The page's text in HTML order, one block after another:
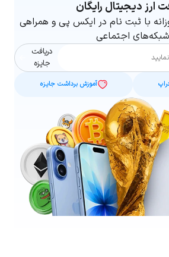
ارز دیجیتال رایگان
با ثبت نام در ایکس پی و همراهی
شبکه‌های اجتماعی
دریافت
جایزه
آموزش برداشت جایزه